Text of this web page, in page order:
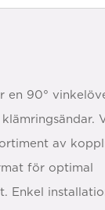
en 90°
av
för optimal
Enkel